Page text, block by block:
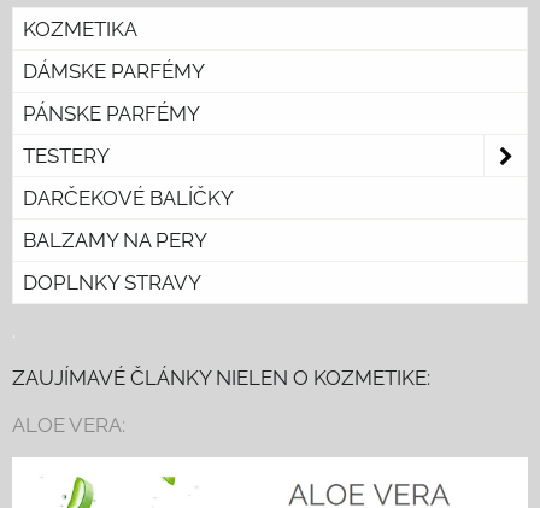
KOZMETIKA
DÁMSKE PARFÉMY
PÁNSKE PARFÉMY
TESTERY
DARČEKOVÉ BALÍČKY
BALZAMY NA PERY
DOPLNKY STRAVY
.
ZAUJÍMAVÉ ČLÁNKY NIELEN O KOZMETIKE:
ALOE VERA: